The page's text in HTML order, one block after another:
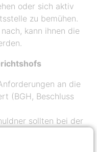
oder sich aktiv
zu bemühen.
kann ihnen die
an die
(BGH, Beschluss
sollten bei der
Mitarbeitern